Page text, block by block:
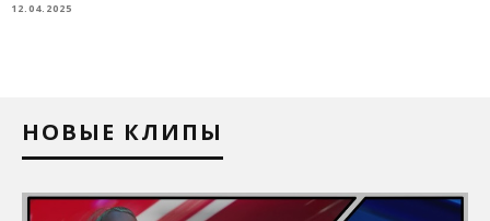
12.04.2025
НОВЫЕ КЛИПЫ